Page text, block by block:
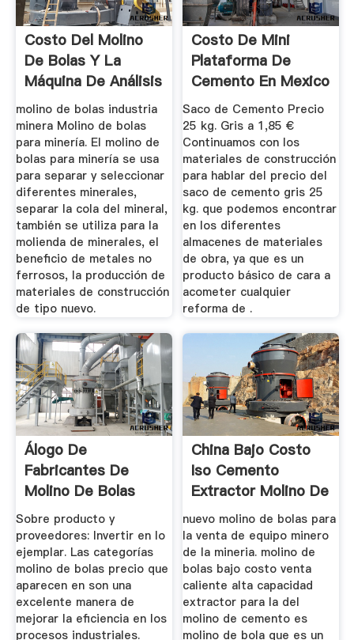
Costo Del Molino
De Bolas Y La
Máquina De Análisis
De Tamices
molino de bolas industria
minera Molino de bolas
para minería. El molino de
bolas para minería se usa
para separar y seleccionar
diferentes minerales,
separar la cola del mineral,
también se utiliza para la
molienda de minerales, el
beneficio de metales no
ferrosos, la producción de
materiales de construcción
de tipo nuevo.
Costo De Mini
Plataforma De
Cemento En Mexico
Saco de Cemento Precio
25 kg. Gris a 1,85 €
Continuamos con los
materiales de construcción
para hablar del precio del
saco de cemento gris 25
kg. que podemos encontrar
en los diferentes
almacenes de materiales
de obra, ya que es un
producto básico de cara a
acometer cualquier
reforma de .
Álogo De
Fabricantes De
Molino De Bolas
Precio De Alta ...
Sobre producto y
proveedores: Invertir en lo
ejemplar. Las categorías
molino de bolas precio que
aparecen en son una
excelente manera de
mejorar la eficiencia en los
procesos industriales.
China Bajo Costo
Iso Cemento
Extractor Molino De
Bolas ...
nuevo molino de bolas para
la venta de equipo minero
de la mineria. molino de
bolas bajo costo venta
caliente alta capacidad
extractor para la del
molino de cemento es
molino de bola que es un